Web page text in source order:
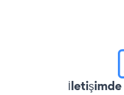
İletişimde